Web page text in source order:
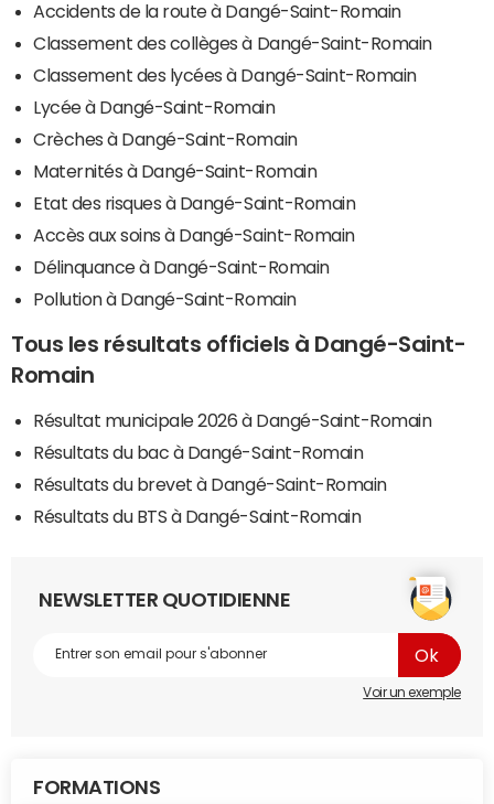
Accidents de la route à Dangé-Saint-Romain
Classement des collèges à Dangé-Saint-Romain
Classement des lycées à Dangé-Saint-Romain
Lycée à Dangé-Saint-Romain
Crèches à Dangé-Saint-Romain
Maternités à Dangé-Saint-Romain
Etat des risques à Dangé-Saint-Romain
Accès aux soins à Dangé-Saint-Romain
Délinquance à Dangé-Saint-Romain
Pollution à Dangé-Saint-Romain
Tous les résultats officiels à Dangé-Saint-
Romain
Résultat municipale 2026 à Dangé-Saint-Romain
Résultats du bac à Dangé-Saint-Romain
Résultats du brevet à Dangé-Saint-Romain
Résultats du BTS à Dangé-Saint-Romain
NEWSLETTER QUOTIDIENNE
Voir un exemple
FORMATIONS